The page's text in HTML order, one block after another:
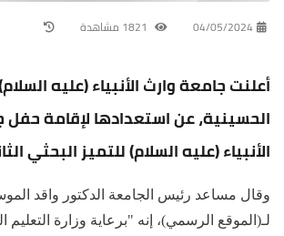
04/05/2024
أعلنت جامعة وارث الأنبياء (عليه
الحسينية، عن استعدادها لإقامة حفل
الأنبياء (عليه السلام) للتميز البحثي
وقال مساعد رئيس الجامعة الدكتور واقد
لـ(الموقع الرسمي)، إنه "برعاية وزارة التعليم